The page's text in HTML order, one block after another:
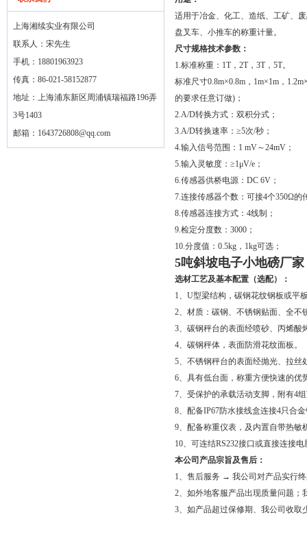
上海湘续实业有限公司
联系人：宋先生
手机：18801963923
传真：86-021-58152877
地址：上海浦东新区周浦镇瑞福路196弄
3号1403
邮箱： 1643726808@qq.com
适用于冶金、化工、造纸、工矿、
盘叉车、小推车的称重计量。
尺寸规格技术参数：
1.标准称重：1T，2T，3T，5T。
标准尺寸0.8m×0.8m，1m×1m，
的要求任意订做)；
2.A/D转换方式：双积分式；
3.A/D转换速率：≥5次/秒；
4.输入信号范围：1 mV～24mV；
5.输入灵敏度：≥1μV/e；
6.传感器供桥电源：DC 6V；
7.连接传感器个数：可接4个350Ω的
8.传感器连接方式：4线制；
9.检定分度数：3000；
10.分度值：0.5kg，1kg可选；
5吨斜坡电子小地磅厂家
选材工艺及基本配置（选配）：
1、U型梁结构，碳钢花纹钢板或平
2、材质：碳钢、不锈钢贴面、全不
3、碳钢秤台的表面经喷砂、丙烯酸
4、碳钢秤体，表面防滑花纹面板。
5、不锈钢秤台的表面经抛光、拉丝
6、具有低台面，称重方便快速的优
7、受保护的承载活动支脚，附有4
8、配备IP67防水接线盒连接4只合
9、配备称重仪表，及内置自带热敏
10、可连结RS232接口或直接连接
本公司产品宗旨及售后：
1、售后服务 → 我公司对产品实行
2、如外地客服产品出现质量问题；
3、如产品超过保修期、我公司收